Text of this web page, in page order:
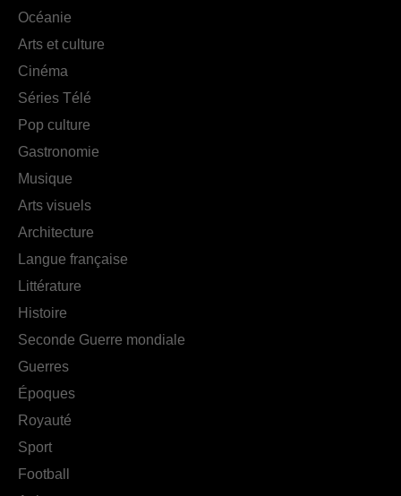
Océanie
Arts et culture
Cinéma
Séries Télé
Pop culture
Gastronomie
Musique
Arts visuels
Architecture
Langue française
Littérature
Histoire
Seconde Guerre mondiale
Guerres
Époques
Royauté
Sport
Football